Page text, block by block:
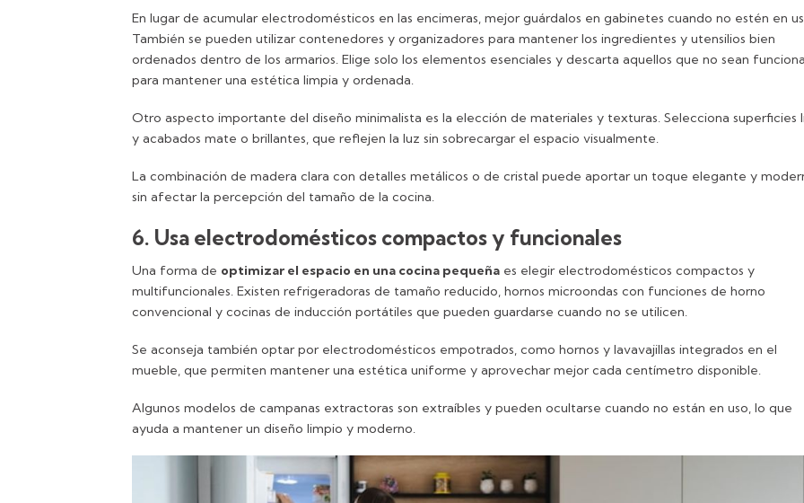
En lugar de acumular electrodomésticos en las encimeras, mejor guárdalos en gabinetes cuando no estén en
También se pueden utilizar contenedores y organizadores para mantener los ingredientes y utensilios bien
ordenados dentro de los armarios. Elige solo los elementos esenciales y descarta aquellos que no sean
para mantener una estética limpia y ordenada.
Otro aspecto importante del diseño minimalista es la elección de materiales y texturas. Selecciona superficies
y acabados mate o brillantes, que reflejen la luz sin sobrecargar el espacio visualmente.
La combinación de madera clara con detalles metálicos o de cristal puede aportar un toque elegante y
sin afectar la percepción del tamaño de la cocina.
6. Usa electrodomésticos compactos y funcionales
Una forma de optimizar el espacio en una cocina pequeña es elegir electrodomésticos compactos y
multifuncionales. Existen refrigeradoras de tamaño reducido, hornos microondas con funciones de horno
convencional y cocinas de inducción portátiles que pueden guardarse cuando no se utilicen.
Se aconseja también optar por electrodomésticos empotrados, como hornos y lavavajillas integrados en el
mueble, que permiten mantener una estética uniforme y aprovechar mejor cada centímetro disponible.
Algunos modelos de campanas extractoras son extraíbles y pueden ocultarse cuando no están en uso, lo que
ayuda a mantener un diseño limpio y moderno.